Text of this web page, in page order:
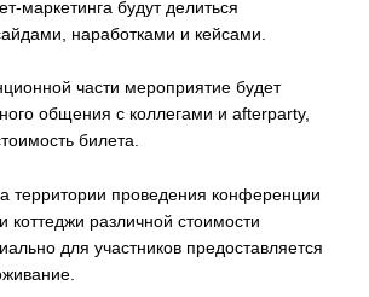
маркетинга будут делиться
наработками и кейсами.
части мероприятие будет
общения с коллегами и afterparty,
билета.
территории проведения конференции
коттеджи различной стоимости
для участников предоставляется